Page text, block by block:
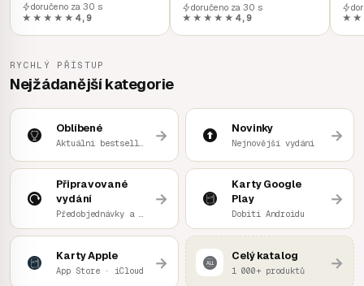
doručeno za 30 s
★★★★★ 4,9
doručeno za 30 s
★★★★★ 4,9
RYCHLÝ PŘÍSTUP
Nejžádanější kategorie
Oblíbené → Novinky
Nejnovější vydání →
Připravované
vydání
Předobjednávky a sledované
→
Karty Google
Play
Dobití Androidu
→
Karty Apple
App Store · iCloud → Celý katalog
1 000+ produktů →